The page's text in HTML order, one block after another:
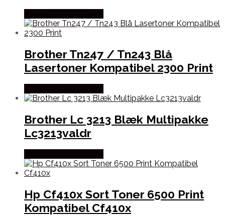
Brother Tn247 / Tn243 Blå
Lasertoner Kompatibel 2300 Print
Brother Lc 3213 Blæk Multipakke
Lc3213valdr
Hp Cf410x Sort Toner 6500 Print
Kompatibel Cf410x